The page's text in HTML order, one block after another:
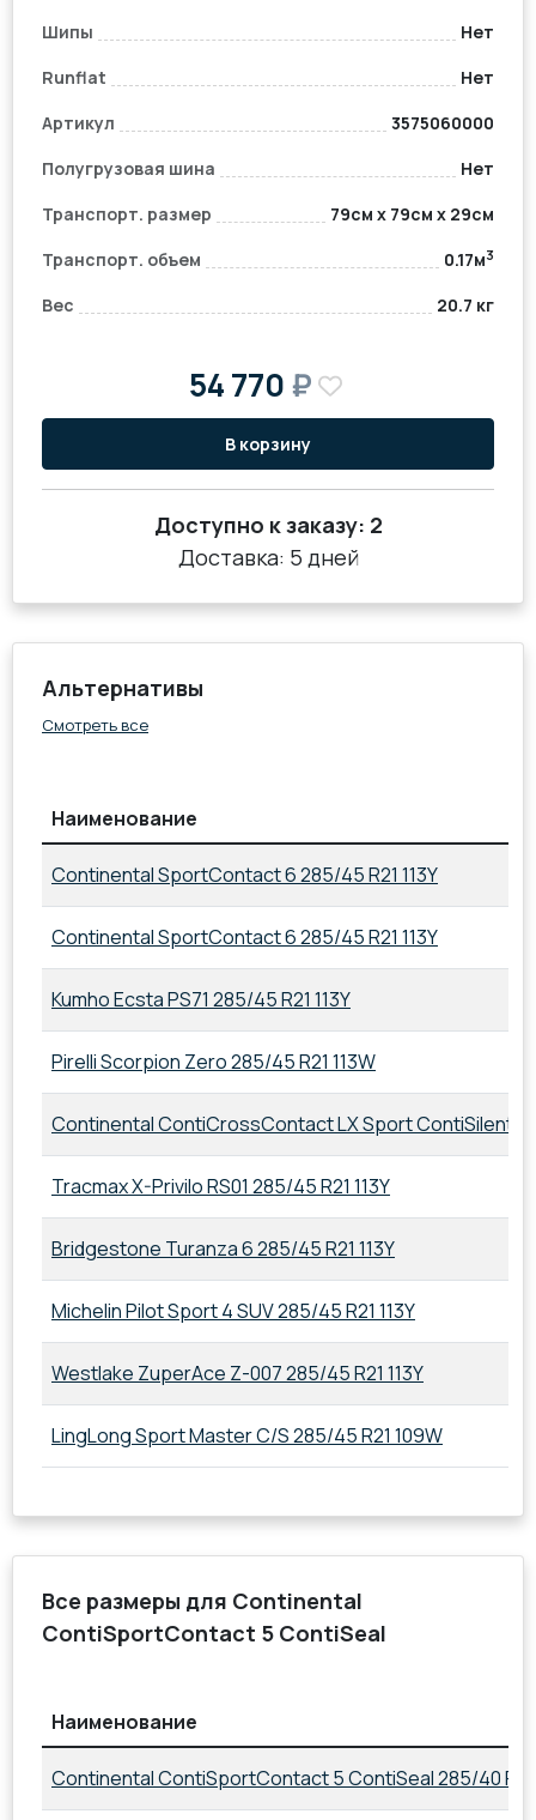
Шипы
Нет
Runflat
Нет
Артикул
3575060000
Полугрузовая шина
Нет
Транспорт. размер
79см x 79см x 29см
Транспорт. объем
0.17м3
Вес 20.7 кг
54 770₽
В корзину
Доступно к заказу: 2
Доставка: 5 дней
Альтернативы
Смотреть все
Наименование
Continental SportContact 6 285/45 R21 113Y
Continental SportContact 6 285/45 R21 113Y
Kumho Ecsta PS71 285/45 R21 113Y
Pirelli Scorpion Zero 285/45 R21 113W
Continental ContiCrossContact LX Sport ContiSilent
Tracmax X-Privilo RS01 285/45 R21 113Y
Bridgestone Turanza 6 285/45 R21 113Y
Michelin Pilot Sport 4 SUV 285/45 R21 113Y
Westlake ZuperAce Z-007 285/45 R21 113Y
LingLong Sport Master C/S 285/45 R21 109W
Все размеры для Continental
ContiSportContact 5 ContiSeal
Наименование
Continental ContiSportContact 5 ContiSeal 285/40 R22